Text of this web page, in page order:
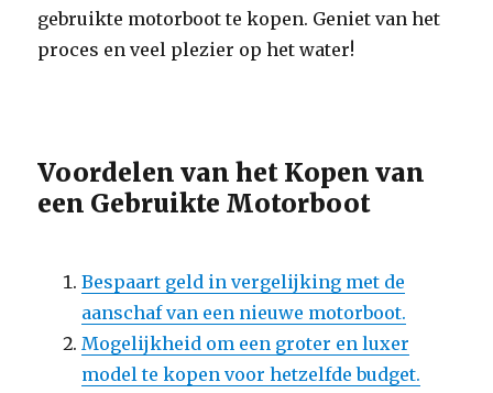
gebruikte motorboot te kopen. Geniet van het
proces en veel plezier op het water!
Voordelen van het Kopen van
een Gebruikte Motorboot
Bespaart geld in vergelijking met de
aanschaf van een nieuwe motorboot.
Mogelijkheid om een groter en luxer
model te kopen voor hetzelfde budget.